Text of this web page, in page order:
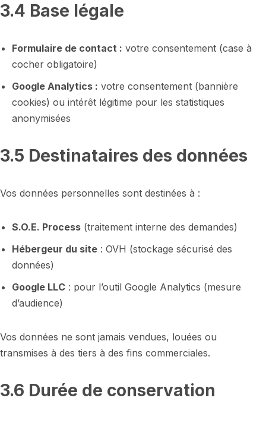
3.4 Base légale
Formulaire de contact : votre consentement (case à
cocher obligatoire)
Google Analytics : votre consentement (bannière
cookies) ou intérêt légitime pour les statistiques
anonymisées
3.5 Destinataires des données
Vos données personnelles sont destinées à :
S.O.E. Process (traitement interne des demandes)
Hébergeur du site : OVH (stockage sécurisé des
données)
Google LLC : pour l’outil Google Analytics (mesure
d’audience)
Vos données ne sont jamais vendues, louées ou
transmises à des tiers à des fins commerciales.
3.6 Durée de conservation